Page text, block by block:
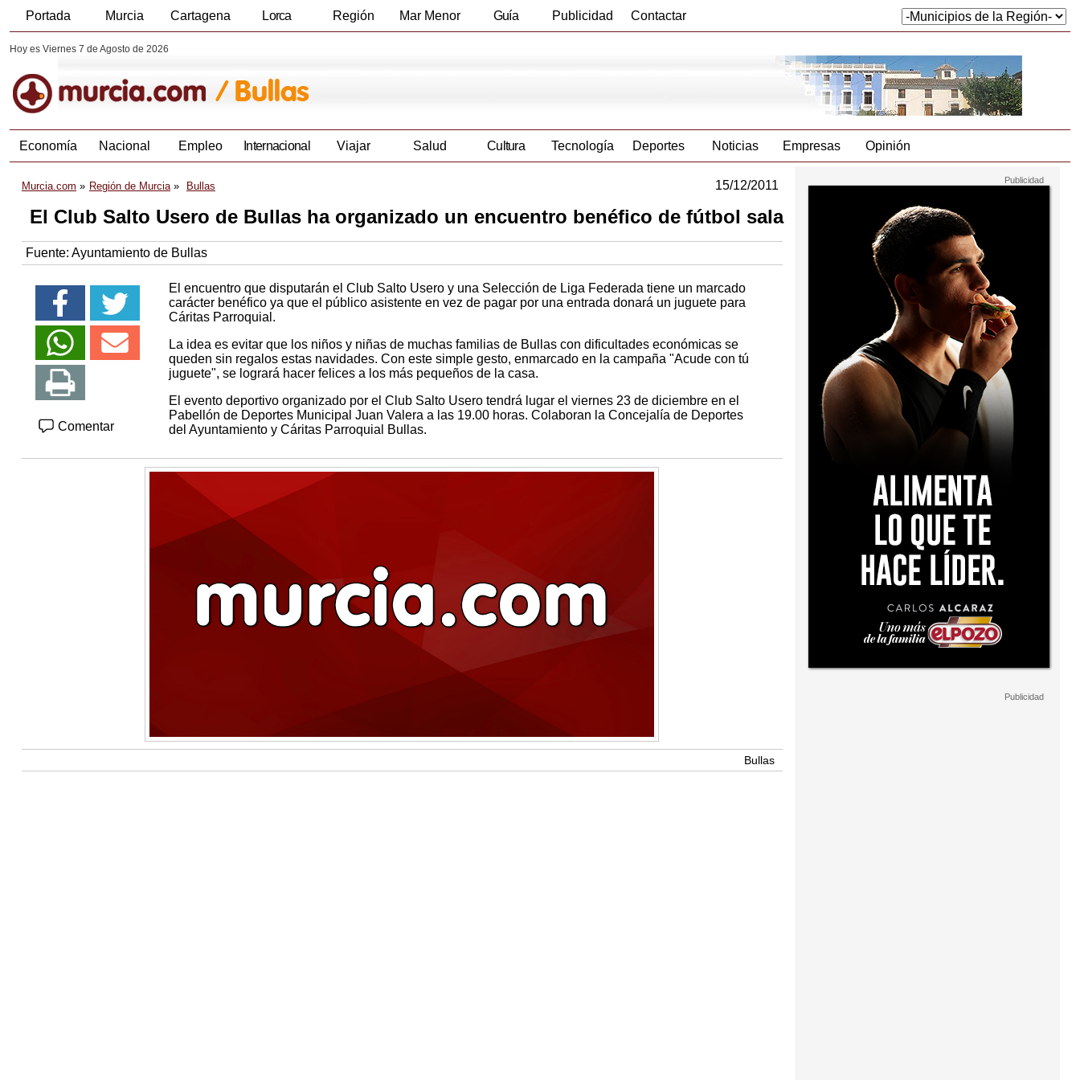
Portada Murcia Cartagena Lorca Región Mar Menor Guía Publicidad Contactar
Hoy es Viernes 7 de Agosto de 2026
Economía Nacional Empleo Internacional Viajar Salud Cultura Tecnología Deportes Noticias Empresas Opinión
Murcia.com Región de Murcia Bullas 15/12/2011
El Club Salto Usero de Bullas ha organizado un encuentro benéfico de fútbol sala
Fuente: Ayuntamiento de Bullas
Comentar
El encuentro que disputarán el Club Salto Usero y una Selección de Liga Federada tiene un marcado
carácter benéfico ya que el público asistente en vez de pagar por una entrada donará un juguete para
Cáritas Parroquial.
La idea es evitar que los niños y niñas de muchas familias de Bullas con dificultades económicas se
queden sin regalos estas navidades. Con este simple gesto, enmarcado en la campaña "Acude con tú
juguete", se logrará hacer felices a los más pequeños de la casa.
El evento deportivo organizado por el Club Salto Usero tendrá lugar el viernes 23 de diciembre en el
Pabellón de Deportes Municipal Juan Valera a las 19.00 horas. Colaboran la Concejalía de Deportes
del Ayuntamiento y Cáritas Parroquial Bullas.
Bullas